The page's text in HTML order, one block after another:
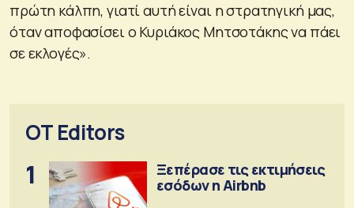
πρώτη κάλπη, γιατί αυτή είναι η στρατηγική μας,
όταν αποφασίσει ο Κυριάκος Μητσοτάκης να πάει
σε εκλογές».
OT Editors
1
Ξεπέρασε τις εκτιμήσεις
εσόδων η Airbnb